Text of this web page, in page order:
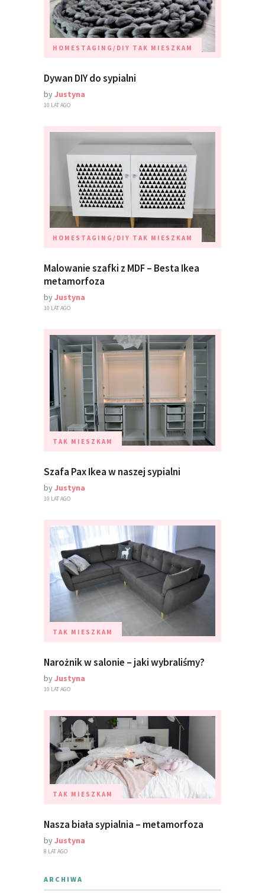
HOMESTAGING/DIY TAK MIESZKAM
Dywan DIY do sypialni
byJustyna
10 LAT AGO
HOMESTAGING/DIY TAK MIESZKAM
Malowanie szafki z MDF – Besta Ikea
metamorfoza
byJustyna
10 LAT AGO
TAK MIESZKAM
Szafa Pax Ikea w naszej sypialni
byJustyna
10 LAT AGO
TAK MIESZKAM
Narożnik w salonie – jaki wybraliśmy?
byJustyna
10 LAT AGO
TAK MIESZKAM
Nasza biała sypialnia – metamorfoza
byJustyna
8 LAT AGO
ARCHIWA